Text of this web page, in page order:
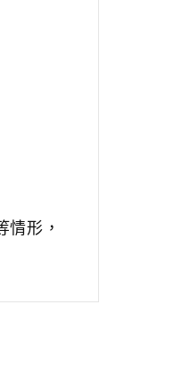
形，